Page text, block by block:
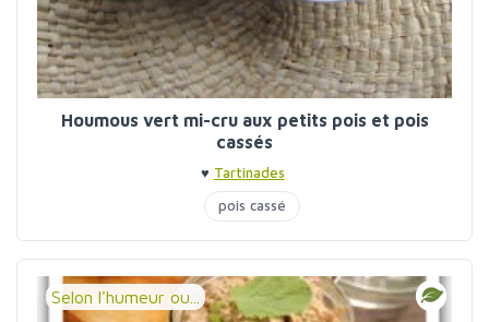
Houmous vert mi-cru aux petits pois et pois
cassés
♥ Tartinades
pois cassé
Selon l'humeur ou...